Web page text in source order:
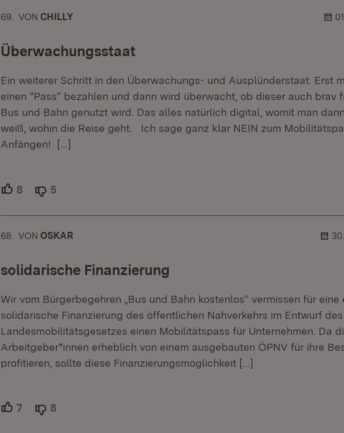
69. KOMMENTAR
VON :CHILLY
Überwachungsstaat
Ein weiterer Schritt in den Überwachungs- und Ausplünderstaat. Erst
einen "Pass" bezahlen und dann wird überwacht, ob dieser auch brav
Bus und Bahn genutzt wird. Das alles natürlich digital, womit man
weiß, wohin die Reise geht. Ich sage ganz klar NEIN zum
Anfängen!
[…]
8 Unterstützer.
5
68. KOMMENTAR
VON :OSKAR
solidarische Finanzierung
Wir vom Bürgerbegehren „Bus und Bahn kostenlos“ vermissen für eine
solidarische Finanzierung des öffentlichen Nahverkehrs im Entwurf des
Landesmobilitätsgesetzes einen Mobilitätspass für Unternehmen. Da
Arbeitgeber*innen erheblich von einem ausgebauten ÖPNV für ihre
profitieren, sollte diese Finanzierungsmöglichkeit […]
7 Unterstützer.
8